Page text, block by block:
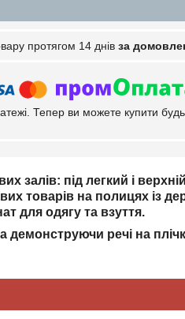
протягом 14 днів за
Тепер ви можете купити
залів: під легкий і
товарів на полицях із
для одягу та взуття.
демонструючи речі на